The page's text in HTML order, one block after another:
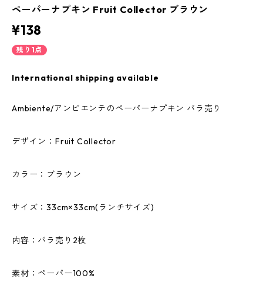
ペーパーナプキン Fruit Collector ブラウン
¥138
残り1点
International shipping available
Ambiente/アンビエンテのペーパーナプキン バラ売り
デザイン：Fruit Collector
カラー：ブラウン
サイズ：33cm×33cm(ランチサイズ)
内容：バラ売り2枚
素材：ペーパー100%